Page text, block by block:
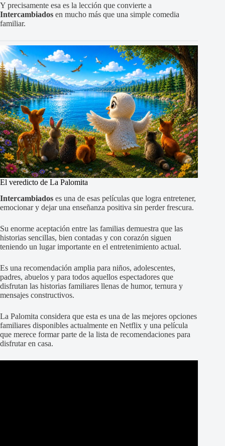
Y precisamente esa es la lección que convierte a
Intercambiados en mucho más que una simple comedia
familiar.
El veredicto de La Palomita
Intercambiados es una de esas películas que logra entretener,
emocionar y dejar una enseñanza positiva sin perder frescura.
Su enorme aceptación entre las familias demuestra que las
historias sencillas, bien contadas y con corazón siguen
teniendo un lugar importante en el entretenimiento actual.
Es una recomendación amplia para niños, adolescentes,
padres, abuelos y para todos aquellos espectadores que
disfrutan las historias familiares llenas de humor, ternura y
mensajes constructivos.
La Palomita considera que esta es una de las mejores opciones
familiares disponibles actualmente en Netflix y una película
que merece formar parte de la lista de recomendaciones para
disfrutar en casa.